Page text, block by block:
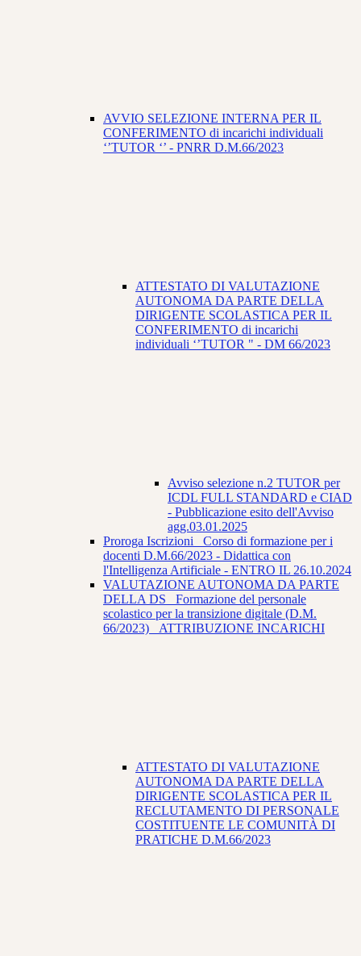
AVVIO SELEZIONE INTERNA PER IL
CONFERIMENTO di incarichi individuali
‘’TUTOR ‘’ - PNRR D.M.66/2023
ATTESTATO DI VALUTAZIONE
AUTONOMA DA PARTE DELLA
DIRIGENTE SCOLASTICA PER IL
CONFERIMENTO di incarichi
individuali ‘’TUTOR " - DM 66/2023
Avviso selezione n.2 TUTOR per
ICDL FULL STANDARD e CIAD
- Pubblicazione esito dell'Avviso
agg.03.01.2025
Proroga Iscrizioni_ Corso di formazione per i
docenti D.M.66/2023 - Didattica con
l'Intelligenza Artificiale - ENTRO IL 26.10.2024
VALUTAZIONE AUTONOMA DA PARTE
DELLA DS_ Formazione del personale
scolastico per la transizione digitale (D.M.
66/2023) _ATTRIBUZIONE INCARICHI
ATTESTATO DI VALUTAZIONE
AUTONOMA DA PARTE DELLA
DIRIGENTE SCOLASTICA PER IL
RECLUTAMENTO DI PERSONALE
COSTITUENTE LE COMUNITÀ DI
PRATICHE D.M.66/2023